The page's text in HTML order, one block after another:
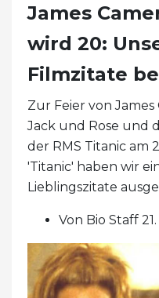
James
wird 20:
Filmzitate
Zur Feier von James
Jack und Rose und
der RMS Titanic am
'Titanic' haben wir
Lieblingszitate
Von Bio Staff